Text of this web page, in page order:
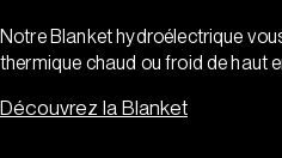
Notre Blanket hydroélectrique
thermique chaud ou froid de haut
Découvrez la Blanket